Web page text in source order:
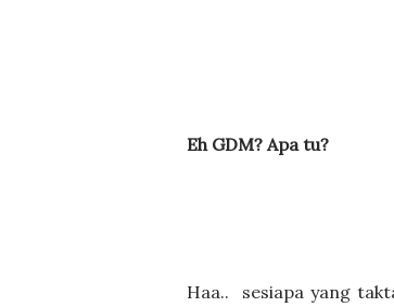
Eh GDM? Apa tu?
Haa.. sesiapa yang